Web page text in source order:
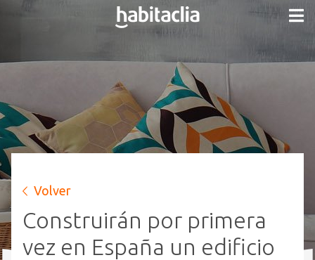
Volver
Construirán por primera
vez en España un edificio